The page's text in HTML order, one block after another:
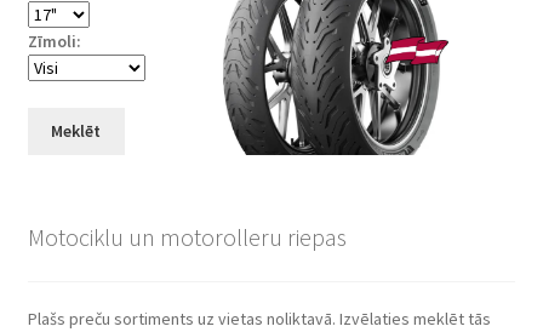
Zīmoli:
Meklēt
Motociklu un motorolleru riepas
Plašs preču sortiments uz vietas noliktavā. Izvēlaties meklēt tās